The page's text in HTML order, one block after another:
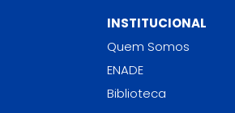
INSTITUCIONAL
Quem Somos
ENADE
Biblioteca